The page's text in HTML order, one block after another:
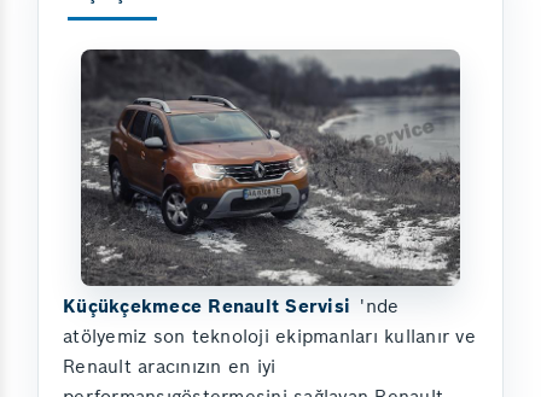
Küçükçekmece Renault Servisi 'nde
atölyemiz son teknoloji ekipmanları kullanır ve
Renault aracınızın en iyi